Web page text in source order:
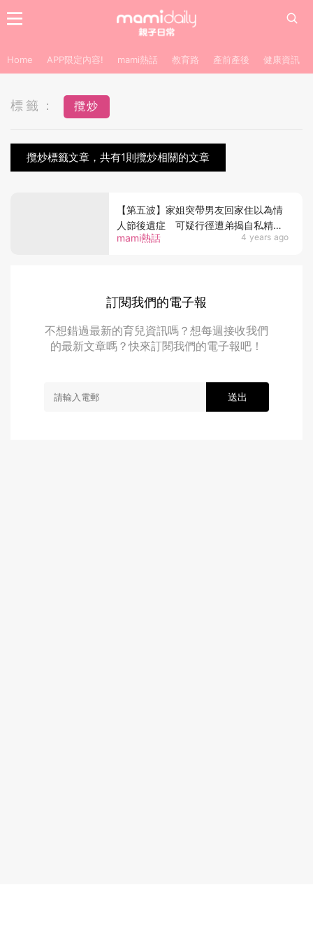
Home APP限定內容! mami熱話 教育路 產前產後 健康資訊
標籤： 攬炒
攬炒標籤文章，共有1則攬炒相關的文章
mami熱話 4 years ago
【第五波】家姐突帶男友回家住以為情
人節後遺症 可疑行徑遭弟揭自私精攬
炒全家
訂閱我們的電子報
不想錯過最新的育兒資訊嗎？想每週接收我們
的最新文章嗎？快來訂閱我們的電子報吧！
送出